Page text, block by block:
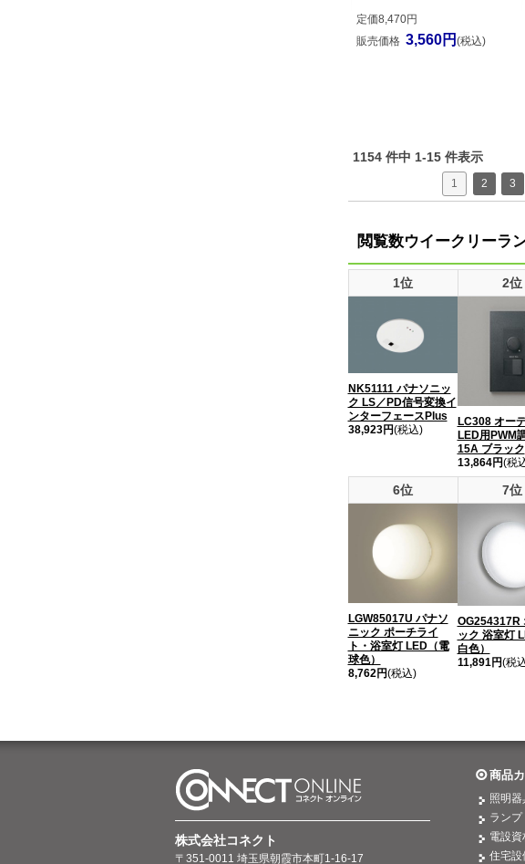
定価8,470円
販売価格 3,560円 (税込)
1154 件中 1-15 件表示
1 2 3
閲覧数ウイークリーラ
1位 2位
NK51111 パナソニッ
ク LS／PD信号変換イ
ンターフェースPlus
38,923円(税込)
LC308 オー
LED用PWM
15A ブラック
13,864円(税
6位 7位
LGW85017U パナソ
ニック ポーチライ
ト・浴室灯 LED（電
球色）
8,762円(税込)
OG254317R
ック 浴室灯
白色）
11,891円(税
株式会社コネクト
〒351-0011 埼玉県朝霞市本町1-16-17
商品
照明器
ラン
電設資
住宅設